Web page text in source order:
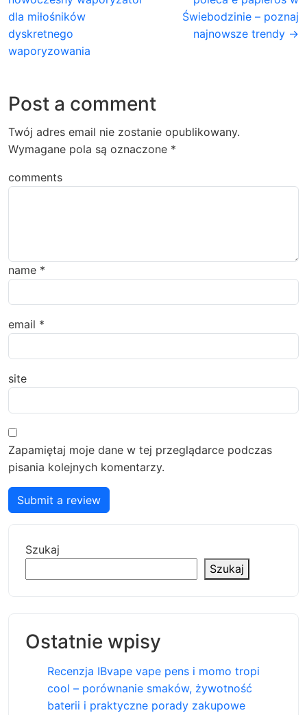
dla miłośników
dyskretnego
waporyzowania
Świebodzinie – poznaj
najnowsze trendy →
Post a comment
Twój adres email nie zostanie opublikowany.
Wymagane pola są oznaczone *
comments
name *
email *
site
Zapamiętaj moje dane w tej przeglądarce podczas
pisania kolejnych komentarzy.
Submit a review
Szukaj
Szukaj
Ostatnie wpisy
Recenzja IBvape vape pens i momo tropi
cool – porównanie smaków, żywotność
baterii i praktyczne porady zakupowe